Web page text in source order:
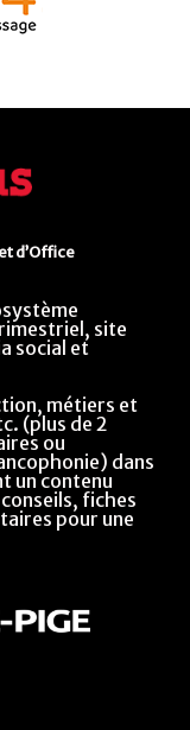
d’Office
site
social et
métiers et
(plus de 2
ou
dans
un contenu
fiches
pour une